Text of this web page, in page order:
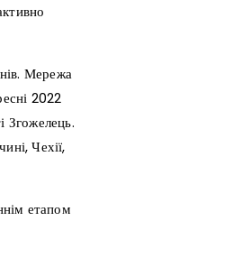
Мережа
2022
Згожелець.
Чехії,
етапом